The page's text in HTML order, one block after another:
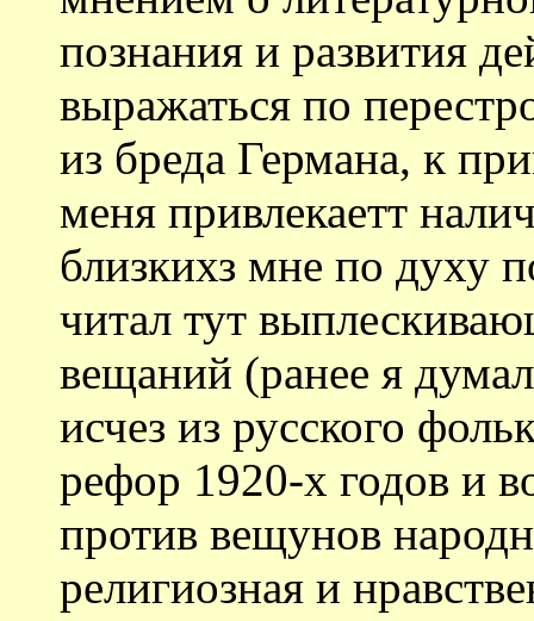
познания и развития
выражаться по
из бреда Германа, к
меня привлекаетт
близкихз мне по духу
читал тут
вещаний (ранее я
исчез из русского
рефор 1920-х годов и
против вещунов
религиозная и